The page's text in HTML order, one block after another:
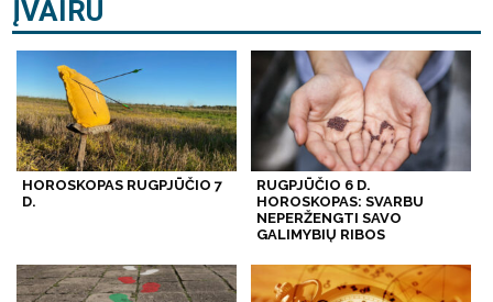
ĮVAIRU
HOROSKOPAS RUGPJŪČIO 7
D.
RUGPJŪČIO 6 D.
HOROSKOPAS: SVARBU
NEPERŽENGTI SAVO
GALIMYBIŲ RIBOS